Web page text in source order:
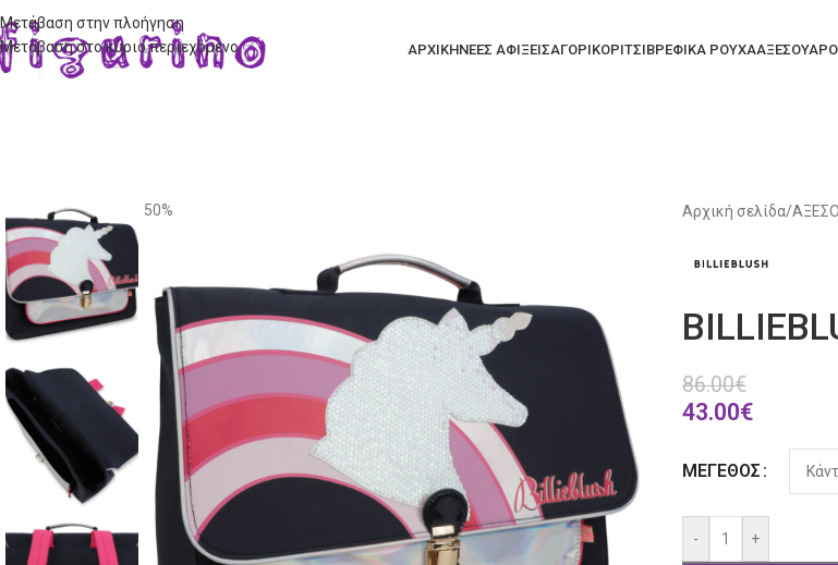
Μετάβαση στην πλοήγηση
Μετάβαση στο κύριο περιεχόμενο
ΑΡΧΙΚΗΝΕΕΣ ΑΦΙΞΕΙΣΑΓΟΡΙΚΟΡΙΤΣΙΒΡΕΦΙΚΑ ΡΟΥΧΑΑΞΕΣΟΥΑΡ
50% Αρχική σελίδα/
86.00€
43.00€
ΜΈΓΕΘΟΣ
- +
Alternative: